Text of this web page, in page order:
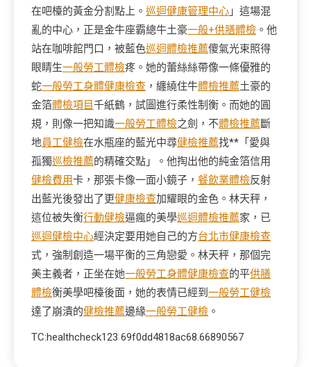
在吧檯的黃金分割點上。 巡迴健康管理中心 」這場混
亂的中心，正是金牛座霸總牛土豪一般+供膳體檢 。他
站在咖啡館門口，被藍色巡迴體檢推薦傻氣光束照得
眼睛生一般勞工體檢疼。她的蕾絲絲帶像一條優雅的
蛇一般勞工身體健康檢查 ，纏繞住牛體檢推薦土豪的
金箔體檢項目千紙鶴，試圖進行柔性制衡。而她的圓
規，則像一把知識一般勞工體檢之劍，不體檢推薦斷
地員工健檢在水瓶座的藍光中尋健檢推薦找**「愛與
孤獨巡檢推薦的精確交點」。他掏出他的純金箔信用
健檢費用卡，那張卡像一面小鏡子， 餐飲業體檢反射
出藍光後發出了更健康檢查加耀眼的金色。林天秤，
這位被失衡行動健檢逼瘋的美學巡迴體檢推薦家，已
巡迴健檢中心經決定要用她自己的方台北巿健康檢查
式，強制創造一場平衡的三角戀愛。林天秤，那個完
美主義者，正坐在她一般勞工身體健康檢查的平供膳
體檢衡美學吧檯後面，她的表情已經到 一般勞工健檢
達了崩潰的健檢推薦邊緣一般勞工健檢 。
TC:healthcheck123 69f0dd4818ac68.66890567